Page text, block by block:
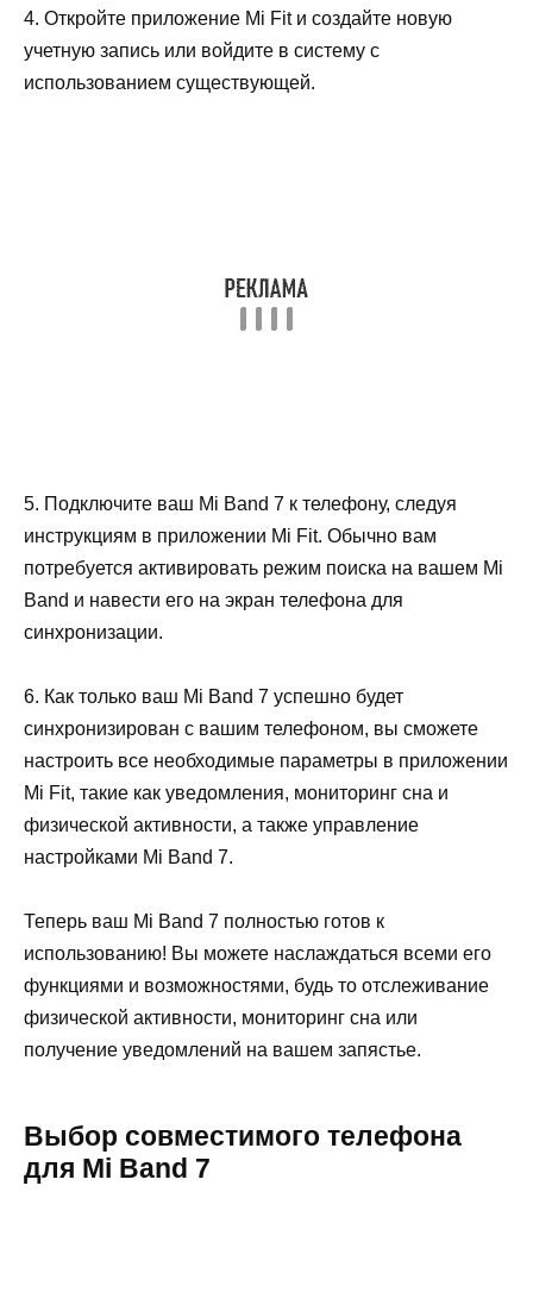
4. Откройте приложение Mi Fit и создайте новую
учетную запись или войдите в систему с
использованием существующей.
5. Подключите ваш Mi Band 7 к телефону, следуя
инструкциям в приложении Mi Fit. Обычно вам
потребуется активировать режим поиска на вашем Mi
Band и навести его на экран телефона для
синхронизации.
6. Как только ваш Mi Band 7 успешно будет
синхронизирован с вашим телефоном, вы сможете
настроить все необходимые параметры в приложении
Mi Fit, такие как уведомления, мониторинг сна и
физической активности, а также управление
настройками Mi Band 7.
Теперь ваш Mi Band 7 полностью готов к
использованию! Вы можете наслаждаться всеми его
функциями и возможностями, будь то отслеживание
физической активности, мониторинг сна или
получение уведомлений на вашем запястье.
Выбор совместимого телефона
для Mi Band 7